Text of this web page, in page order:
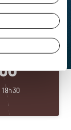
Croatie